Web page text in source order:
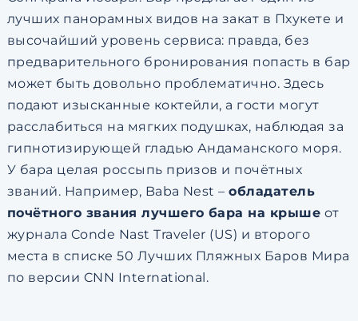
лучших панорамных видов на закат в Пхукете и
высочайший уровень сервиса: правда, без
предварительного бронирования попасть в бар
может быть довольно проблематично. Здесь
подают изысканные коктейли, а гости могут
расслабиться на мягких подушках, наблюдая за
гипнотизирующей гладью Андаманского моря.
У бара целая россыпь призов и почётных
званий. Например, Baba Nest –обладатель
почётного звания лучшего бара на крыше от
журнала Conde Nast Traveler (US) и второго
места в списке 50 Лучших Пляжных Баров Мира
по версии CNN International.